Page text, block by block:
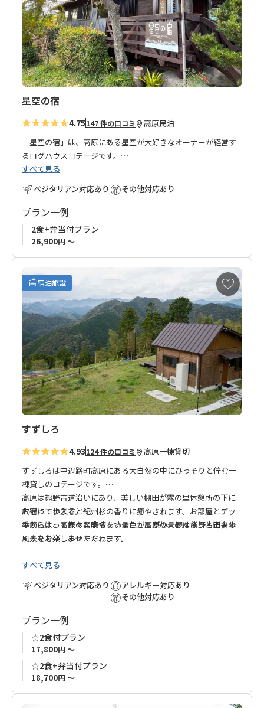
に
追
加
星空の宿
4.75147 件の口コミ 高原民泊
「星空の宿」は、高原にある星空が大好きなオーナーが経営す
るログハウスコテージです。
壮大な山の景色と澄んだ空気の中、満天の星を眺めながら、の
んびりとした時間を過ごせます。
ログハウスで木の温もり、木の香りに包まれたをお楽しみいた
だけます。
開放感のあるひのき風呂は、旅の疲れを癒やしてくれます。
たり、ゆったりとしたリラックス時間をお過ごしください。
皆さまのお越しを心よりお待ちしております。
※名称変更のお知らせ
2020年4月17日 宿の名称が「星空の宿たかはら」から「星空の
宿」に変更となりました。
すべて見る
ベジタリアン対応あり
その他対応あり
プラン一例
2食+弁当付プラン
26,900円 ～
宿泊施設
お
気
に
入
り
に
追
加
すずしろ
4.93124 件の口コミ 高原一棟貸切
すずしろは中辺路町高原にある大自然の中にひっそりと佇む一
棟貸しのコテージです。
お宿に一歩入ると紀州杉の香りに癒やされます。お部屋とデッ
キからは、高原の素晴らしい景色が広がり、のんびりと田舎の
風景をお楽しみいただけます。
高原は熊野古道沿いにあり、美しい棚田が霧の里休憩所の下に
広がっています。
季節によって様々な表情を持つここ高原の景観は熊野古道を歩
く人々を楽しませてくれます。
ゆったりと流れる時間と美しい山の風景をお楽しみください。
すべて見る
ベジタリアン対応あり
アレルギー対応あり
その他対応あり
プラン一例
☆2食付プラン
17,800円 ～
☆2食+弁当付プラン
18,700円 ～